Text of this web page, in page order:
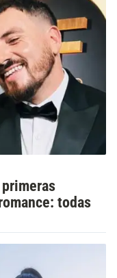
todas